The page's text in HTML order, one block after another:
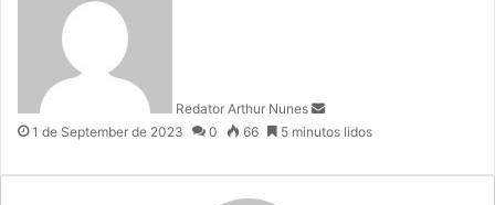
Redator Arthur Nunes
m
i
1 de September de 2023 0 66 5 minutos lidos